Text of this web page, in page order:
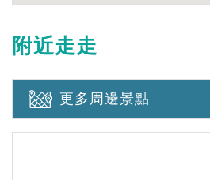
附近走走
更多周邊景點